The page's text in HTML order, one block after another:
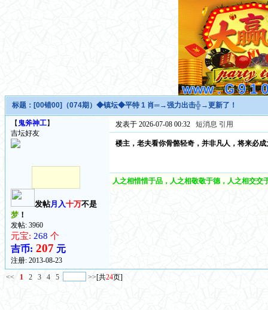
标题： [00错00]（074期）◆镇坛◆平特 1 肖═→强力出击╬→更新了！
【 鬼斧神工】
吉坛好友
发帖月入十万不是
梦！
发帖: 3960
元宝: 268 个
吉币: 207 元
注册: 2013-08-23
发表于 2026-07-08 00:32 短消息 引用
楼主，老夫看你骨骼轻奇，并非凡人，将来必
人之相惜惜于品，人之相敬敬于德，人之相交
<< 1 2 3 4 5 >>[共24页]